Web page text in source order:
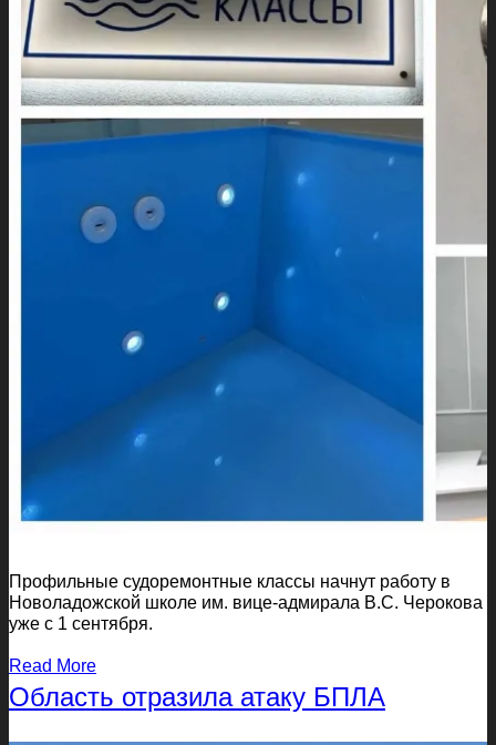
Профильные судоремонтные классы начнут работу в
Новоладожской школе им. вице-адмирала В.С. Черокова
уже с 1 сентября.
Read More
Область отразила атаку БПЛА